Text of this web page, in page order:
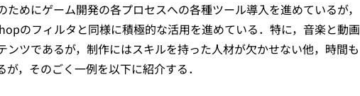
めにゲーム開発の各プロセスへの各種ツール導入を進めているが，
のフィルタと同様に積極的な活用を進めている．特に，音楽と動画
ツであるが，制作にはスキルを持った人材が欠かせない他，時間も
，そのごく一例を以下に紹介する．